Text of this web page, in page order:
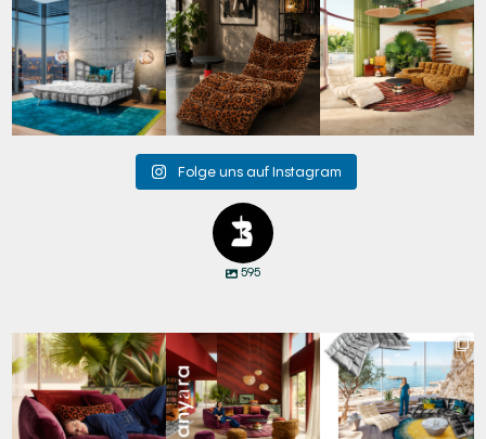
Cloud 7 – nicht nur zum
Sitzen, sondern auch
zum...
145 3
A bold statement. A
quiet retreat.
Mit unserem...
198 4
Take a walk on the wild
side. 🐆
Anlässlich...
104 1
Folge uns auf Instagram
595
Den Kopf anlehnen. Die
Gedanken auf Reisen ...
49 0
Manyara. Inspiriert von
der Weite Afrikas....
53 2
Für jeden Lieblingsplatz
die passende Cloud.
☁️...
60 1